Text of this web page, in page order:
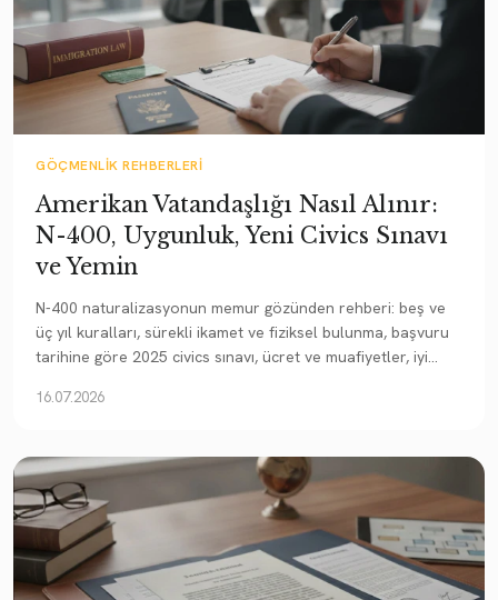
GÖÇMENLIK REHBERLERI
Amerikan Vatandaşlığı Nasıl Alınır:
N-400, Uygunluk, Yeni Civics Sınavı
ve Yemin
N-400 naturalizasyonun memur gözünden rehberi: beş ve
üç yıl kuralları, sürekli ikamet ve fiziksel bulunma, başvuru
tarihine göre 2025 civics sınavı, ücret ve muafiyetler, iyi
16.07.2026